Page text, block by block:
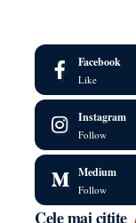
Facebook
Like
Instagram
Follow
Medium
Follow
Cele mai citite